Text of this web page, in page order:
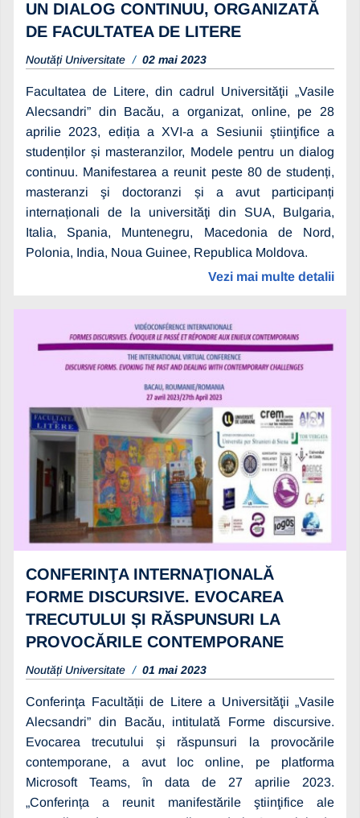
UN DIALOG CONTINUU, ORGANIZATĂ
DE FACULTATEA DE LITERE
Noutăți Universitate 02 mai 2023
Facultatea de Litere, din cadrul Universităţii „Vasile
Alecsandri” din Bacău, a organizat, online, pe 28
aprilie 2023, ediția a XVI-a a Sesiunii ştiinţifice a
studenților și masteranzilor, Modele pentru un dialog
continuu. Manifestarea a reunit peste 80 de studenți,
masteranzi şi doctoranzi și a avut participanți
internaționali de la universităţi din SUA, Bulgaria,
Italia, Spania, Muntenegru, Macedonia de Nord,
Polonia, India, Noua Guinee, Republica Moldova.
Vezi mai multe detalii
CONFERINŢA INTERNAŢIONALĂ
FORME DISCURSIVE. EVOCAREA
TRECUTULUI ȘI RĂSPUNSURI LA
PROVOCĂRILE CONTEMPORANE
Noutăți Universitate 01 mai 2023
Conferinţa Facultății de Litere a Universităţii „Vasile
Alecsandri” din Bacău, intitulată Forme discursive.
Evocarea trecutului și răspunsuri la provocările
contemporane, a avut loc online, pe platforma
Microsoft Teams, în data de 27 aprilie 2023.
„Conferința a reunit manifestările ştiinţifice ale